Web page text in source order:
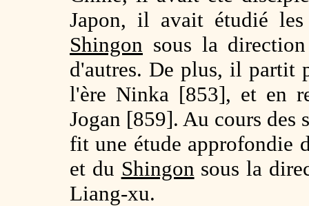
Japon, il avait étudié
Shingon sous la
d'autres. De plus, il partit
l'ère Ninka [853], et en
Jogan [859]. Au cours des
fit une étude approfondie
et du Shingon sous la
Liang-xu.